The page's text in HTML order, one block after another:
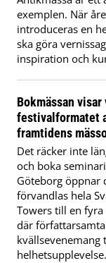
exemplen. När
introduceras en
ska göra
inspiration och
Bokmässan
festivalformatet
framtidens
Det räcker inte
och boka
Göteborg öppnar
förvandlas hela
Towers till en
där
kvällsevenemang
helhetsupplevelse.